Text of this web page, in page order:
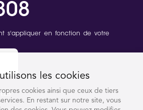
s'appliquer en fonction de votre
les cookies
cookies ainsi que ceux de tiers
En restant sur notre site, vous